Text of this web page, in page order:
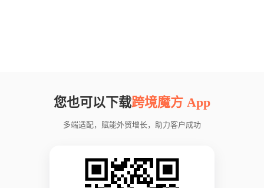
您也可以下载跨境魔方 App
多端适配，赋能外贸增长，助力客户成功